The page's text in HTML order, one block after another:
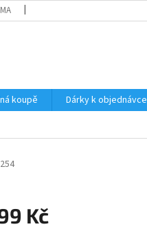
koupě Dárky k objednávce
Kč